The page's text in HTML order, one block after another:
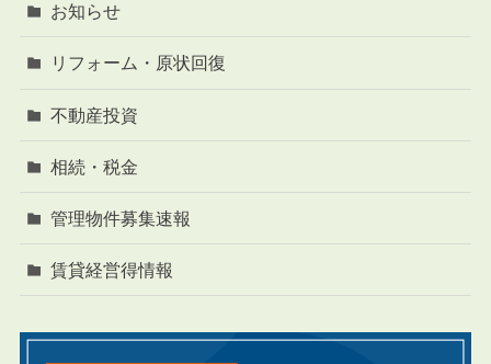
お知らせ
リフォーム・原状回復
不動産投資
相続・税金
管理物件募集速報
賃貸経営得情報